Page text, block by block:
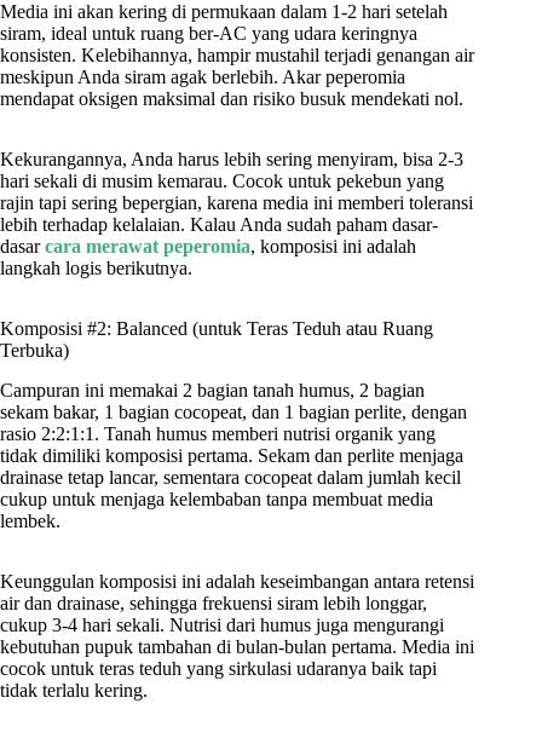
Media ini akan kering di permukaan dalam 1-2 hari setelah
siram, ideal untuk ruang ber-AC yang udara keringnya
konsisten. Kelebihannya, hampir mustahil terjadi genangan air
meskipun Anda siram agak berlebih. Akar peperomia
mendapat oksigen maksimal dan risiko busuk mendekati nol.
Kekurangannya, Anda harus lebih sering menyiram, bisa 2-3
hari sekali di musim kemarau. Cocok untuk pekebun yang
rajin tapi sering bepergian, karena media ini memberi toleransi
lebih terhadap kelalaian. Kalau Anda sudah paham dasar-
dasarcara merawat peperomia, komposisi ini adalah
langkah logis berikutnya.
Komposisi #2: Balanced (untuk Teras Teduh atau Ruang
Terbuka)
Campuran ini memakai 2 bagian tanah humus, 2 bagian
sekam bakar, 1 bagian cocopeat, dan 1 bagian perlite, dengan
rasio 2:2:1:1. Tanah humus memberi nutrisi organik yang
tidak dimiliki komposisi pertama. Sekam dan perlite menjaga
drainase tetap lancar, sementara cocopeat dalam jumlah kecil
cukup untuk menjaga kelembaban tanpa membuat media
lembek.
Keunggulan komposisi ini adalah keseimbangan antara retensi
air dan drainase, sehingga frekuensi siram lebih longgar,
cukup 3-4 hari sekali. Nutrisi dari humus juga mengurangi
kebutuhan pupuk tambahan di bulan-bulan pertama. Media ini
cocok untuk teras teduh yang sirkulasi udaranya baik tapi
tidak terlalu kering.